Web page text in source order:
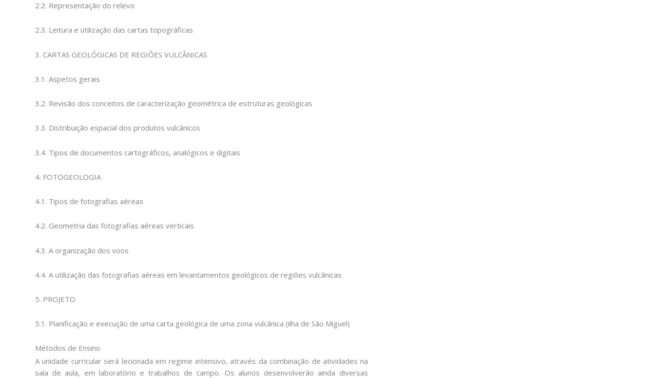
2.2. Representação do relevo
2.3. Leitura e utilização das cartas topográficas
3. CARTAS GEOLÓGICAS DE REGIÕES VULCÂNICAS
3.1. Aspetos gerais
3.2. Revisão dos conceitos de caracterização geométrica de estruturas geológicas
3.3. Distribuição espacial dos produtos vulcânicos
3.4. Tipos de documentos cartográficos, analógicos e digitais
4. FOTOGEOLOGIA
4.1. Tipos de fotografias aéreas
4.2. Geometria das fotografias aéreas verticais
4.3. A organização dos voos
4.4. A utilização das fotografias aéreas em levantamentos geológicos de regiões vulcânicas
5. PROJETO
5.1. Planificação e execução de uma carta geológica de uma zona vulcânica (ilha de São Miguel)
Métodos de Ensino
A unidade curricular será lecionada em regime intensivo, através da combinação de atividades na
sala de aula, em laboratório e trabalhos de campo. Os alunos desenvolverão ainda diversas